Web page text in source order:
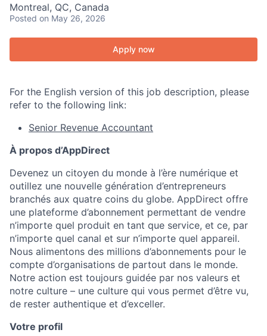
Montreal, QC, Canada
Posted on May 26, 2026
Apply now
For the English version of this job description, please
refer to the following link:
Senior Revenue Accountant
À propos d’AppDirect
Devenez un citoyen du monde à l’ère numérique et
outillez une nouvelle génération d’entrepreneurs
branchés aux quatre coins du globe. AppDirect offre
une plateforme d’abonnement permettant de vendre
n’importe quel produit en tant que service, et ce, par
n’importe quel canal et sur n’importe quel appareil.
Nous alimentons des millions d’abonnements pour le
compte d’organisations de partout dans le monde.
Notre action est toujours guidée par nos valeurs et
notre culture – une culture qui vous permet d’être vu,
de rester authentique et d’exceller.
Votre profil